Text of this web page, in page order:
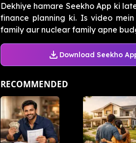
Dekhiye hamare Seekho App ki
finance planning ki. Is video
family aur nuclear family apne
Download Seekho
RECOMMENDED